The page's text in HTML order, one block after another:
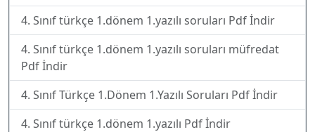
4. Sınıf türkçe 1.dönem 1.yazılı soruları Pdf İndir
4. Sınıf türkçe 1.dönem 1.yazılı soruları müfredat
Pdf İndir
4. Sınıf Türkçe 1.Dönem 1.Yazılı Soruları Pdf İndir
4. Sınıf türkçe 1.dönem 1.yazılı Pdf İndir